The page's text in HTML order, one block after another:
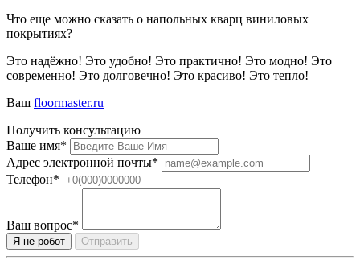
Что еще можно сказать о напольных кварц виниловых
покрытиях?
Это надёжно! Это удобно! Это практично! Это модно! Это
современно! Это долговечно! Это красиво! Это тепло!
Ваш floormaster.ru
Получить консультацию
Ваше имя*
Адрес электронной почты*
Телефон*
Ваш вопрос*
Отправить